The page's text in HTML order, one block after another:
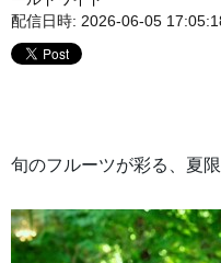
配信日時: 2026-06-05
旬のフルーツが彩る、夏